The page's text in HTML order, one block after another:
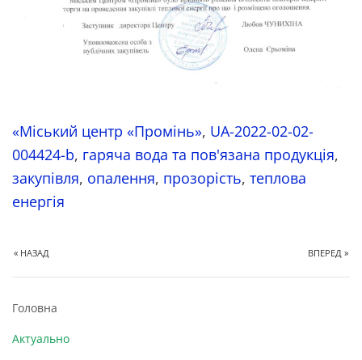
«Міський центр «Промінь», UA-2022-02-02-
004424-b, гаряча вода та пов'язана продукція,
закупівля, опалення, прозорість, теплова
енергія
« НАЗАД ВПЕРЕД »
Головна
Актуально